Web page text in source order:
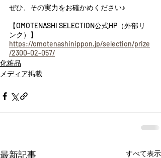
ぜひ、その実力をお確かめください♪
【OMOTENASHI SELECTION公式HP（外部リ
ンク）】
https://omotenashinippon.jp/selection/prize
/2300-02-057/
化粧品
メディア掲載
最新記事 すべて表示